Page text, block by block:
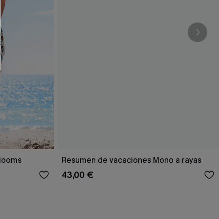
Resumen de vacaciones Mono a rayas
43,00 €
formulario, usted acepta nuestros
de Cupshe en cualquier momento del
compra. Podemos utilizar la
y ofertas adaptados a su perfil.